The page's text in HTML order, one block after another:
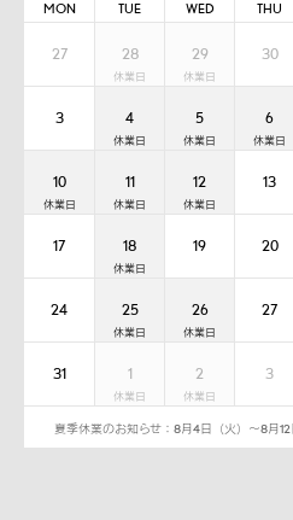
MON TUE WED THU
27 28 29 30
3 4 5 6
10 11 12 13
17 18 19 20
24 25 26 27
31 1 2 3
夏季休業のお知らせ：8月4日（火）～8月12